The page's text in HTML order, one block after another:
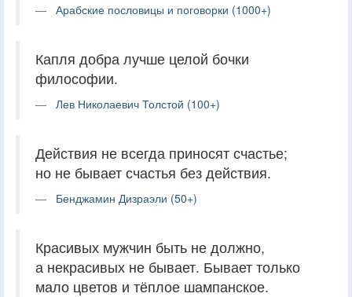
Арабские пословицы и поговорки (1000+)
Капля добра лучше целой бочки
философии.
Лев Николаевич Толстой (100+)
Действия не всегда приносят счастье;
но не бывает счастья без действия.
Бенджамин Дизраэли (50+)
Красивых мужчин быть не должно,
а некрасивых не бывает. Бывает только
мало цветов и тёплое шампанское.